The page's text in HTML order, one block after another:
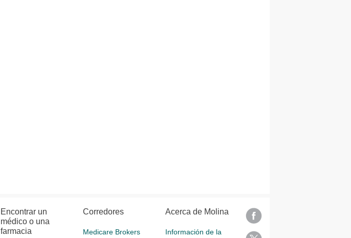
Encontrar un
médico o una
farmacia
Corredores
Medicare Brokers
Acerca de Molina
Información de la